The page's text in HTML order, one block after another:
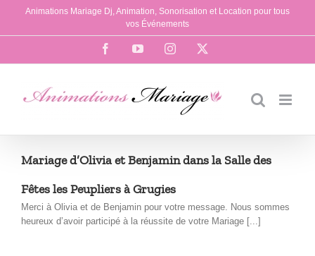
Passer
contenu
Animations Mariage Dj, Animation, Sonorisation et Location pour tous
vos Événements
FacebookYouTubeInstagram
Mariage d’Olivia et Benjamin dans la Salle des
Fêtes les Peupliers à Grugies
Merci à Olivia et de Benjamin pour votre message. Nous sommes
heureux d’avoir participé à la réussite de votre Mariage [...]